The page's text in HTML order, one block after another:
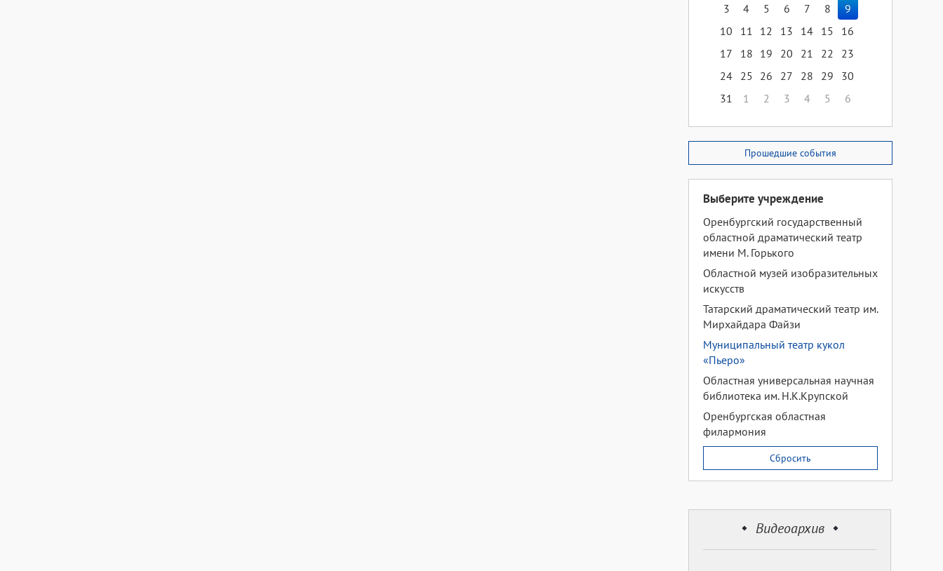
3
4 5 6 7 8
9
10
11 12 13 14 15
16
17
18 19 20 21 22
23
24 25 26 27 28 29
30
31
1 2 3 4 5 6
Прошедшие события
Выберите учреждение
Оренбургский государственный
областной драматический театр
имени М. Горького
Областной музей изобразительных
искусств
Татарский драматический театр им.
Мирхайдара Файзи
Муниципальный театр кукол
«Пьеро»
Областная универсальная научная
библиотека им. Н.К.Крупской
Оренбургская областная
филармония
Сбросить
Видеоархив